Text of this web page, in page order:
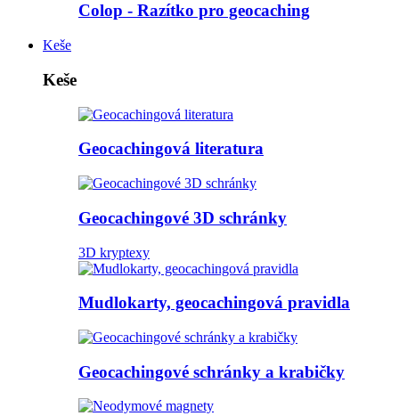
Colop - Razítko pro geocaching
Keše
Keše
Geocachingová literatura
Geocachingové 3D schránky
3D kryptexy
Mudlokarty, geocachingová pravidla
Geocachingové schránky a krabičky